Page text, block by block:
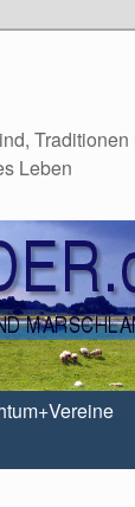
Leben